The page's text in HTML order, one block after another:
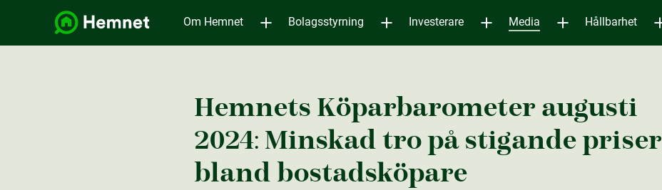
Om Hemnet Bolagsstyrning Investerare Media Hållbarhet
Hemnets Köparbarometer augusti
2024: Minskad tro på stigande priser
bland bostads­köpare